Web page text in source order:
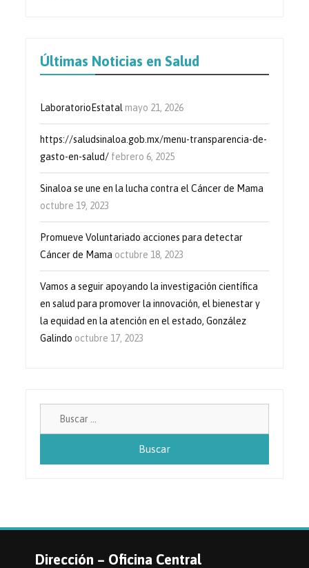
Últimas Noticias en Salud
LaboratorioEstatal mayo 21, 2026
https://saludsinaloa.gob.mx/menu-transparencia-de-
gasto-en-salud/ febrero 6, 2025
Sinaloa se une en la lucha contra el Cáncer de Mama
octubre 19, 2023
Promueve Voluntariado acciones para detectar
Cáncer de Mama octubre 18, 2023
Vamos a seguir apoyando la investigación científica
en salud para promover la innovación, el bienestar y
la equidad en la atención en el estado, González
Galindo octubre 17, 2023
Dirección – Oficina Central